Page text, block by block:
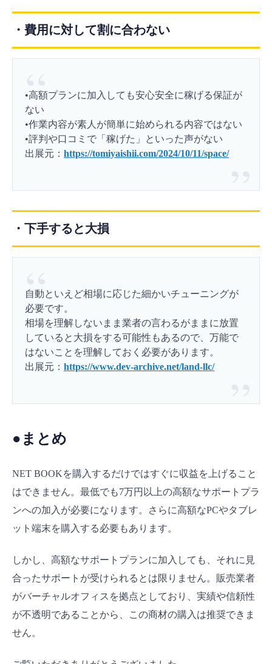
・費用に対して割に合わない
•高額プランに加入しても安心安全に稼げる保証が
ない
•作業内容が素人が簡単に始められる内容ではない
•評判や口コミで「稼げた」といった声がない
出展元： https://tomiyaishii.com/2024/10/11/space/
・下手すると大損
自動といえど相場に応じた細かいチューニングが
必要です。
相場を理解しないまま業者の言わるがままに放置
していると大損をする可能性もあるので、万能で
はないことを理解しておく必要があります。
出展元： https://www.dev-archive.net/land-llc/
●まとめ
NET BOOKを購入するだけではすぐに収益を上げること
はできません。最低でも7万円以上の高額なサポートプラ
ンへの加入が必要になります。さらに高額なPCやタブレ
ット端末を購入する必要もあります。
しかし、高額なサポートプランに加入しても、それに見
合ったサポートが受けられるとは限りません。販売業者
がバーチャルオフィスを拠点としており、実績や信頼性
が不透明であることから、この商材の購入は推奨できま
せん。